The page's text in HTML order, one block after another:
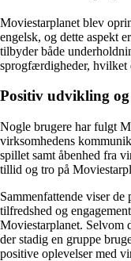
Moviestarplanet blev
engelsk, og dette aspekt
tilbyder både
sprogfærdigheder,
Positiv udvikling
Nogle brugere har fulgt
virksomhedens
spillet samt åbenhed fra
tillid og tro på
Sammenfattende viser
tilfredshed og
Moviestarplanet. Selvom
der stadig en gruppe
positive oplevelser med